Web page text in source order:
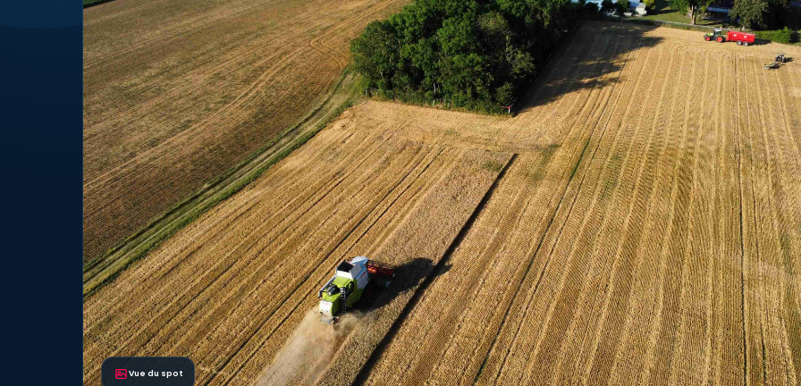
Vue du spot